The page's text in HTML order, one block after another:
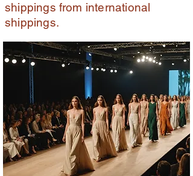
shippings from international
shippings.